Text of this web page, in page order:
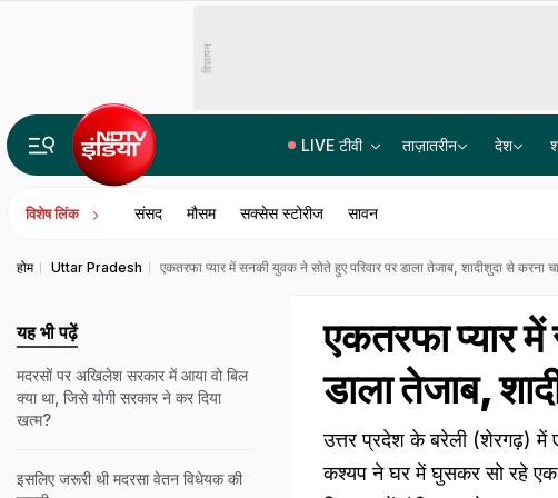
विज्ञापन
LIVE टीवी ताज़ातरीन देश
विशेष लिंक संसद मौसम सक्सेस स्टोरीज सावन
होम Uttar Pradesh एकतरफा प्यार में सनकी युवक ने सोते हुए परिवार पर डाला तेजाब, शादीशुदा से करना
एकतरफा प्यार
डाला तेजाब,
उत्तर प्रदेश के बरेली (शेरगढ़) में
कश्यप ने घर में घुसकर सो रहे एक
यह भी पढ़ें
मदरसों पर अखिलेश सरकार में आया वो बिल
क्या था, जिसे योगी सरकार ने कर दिया
खत्म?
इसलिए जरूरी थी मदरसा वेतन विधेयक की